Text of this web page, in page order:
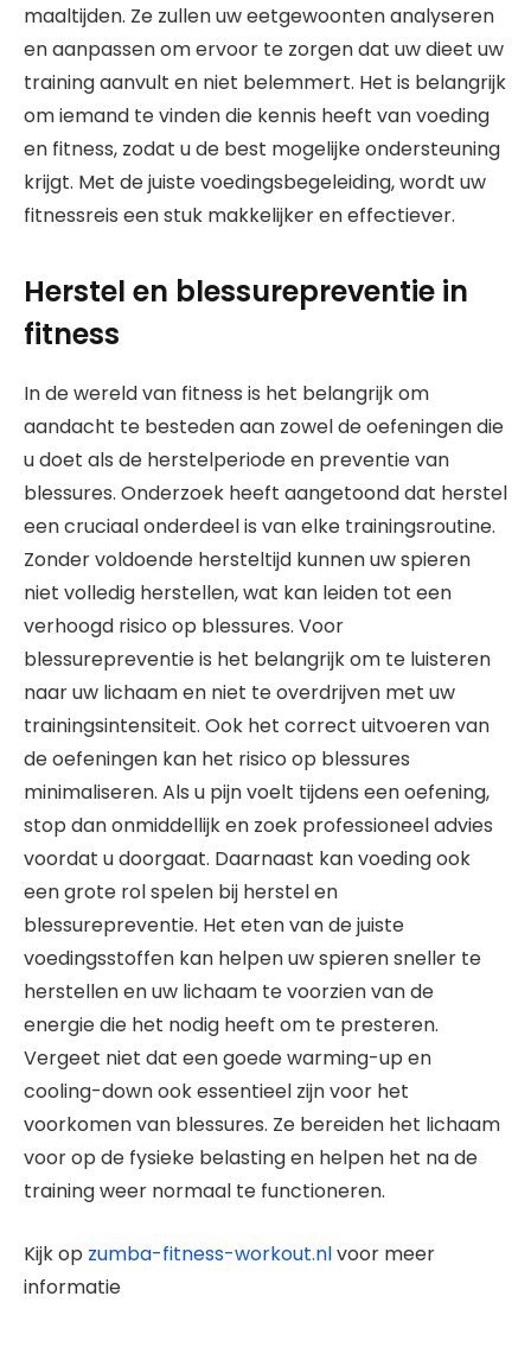
maaltijden. Ze zullen uw eetgewoonten analyseren
en aanpassen om ervoor te zorgen dat uw dieet uw
training aanvult en niet belemmert. Het is belangrijk
om iemand te vinden die kennis heeft van voeding
en fitness, zodat u de best mogelijke ondersteuning
krijgt. Met de juiste voedingsbegeleiding, wordt uw
fitnessreis een stuk makkelijker en effectiever.
Herstel en blessurepreventie in
fitness
In de wereld van fitness is het belangrijk om
aandacht te besteden aan zowel de oefeningen die
u doet als de herstelperiode en preventie van
blessures. Onderzoek heeft aangetoond dat herstel
een cruciaal onderdeel is van elke trainingsroutine.
Zonder voldoende hersteltijd kunnen uw spieren
niet volledig herstellen, wat kan leiden tot een
verhoogd risico op blessures. Voor
blessurepreventie is het belangrijk om te luisteren
naar uw lichaam en niet te overdrijven met uw
trainingsintensiteit. Ook het correct uitvoeren van
de oefeningen kan het risico op blessures
minimaliseren. Als u pijn voelt tijdens een oefening,
stop dan onmiddellijk en zoek professioneel advies
voordat u doorgaat. Daarnaast kan voeding ook
een grote rol spelen bij herstel en
blessurepreventie. Het eten van de juiste
voedingsstoffen kan helpen uw spieren sneller te
herstellen en uw lichaam te voorzien van de
energie die het nodig heeft om te presteren.
Vergeet niet dat een goede warming-up en
cooling-down ook essentieel zijn voor het
voorkomen van blessures. Ze bereiden het lichaam
voor op de fysieke belasting en helpen het na de
training weer normaal te functioneren.
Kijk op zumba-fitness-workout.nlvoor meer
informatie